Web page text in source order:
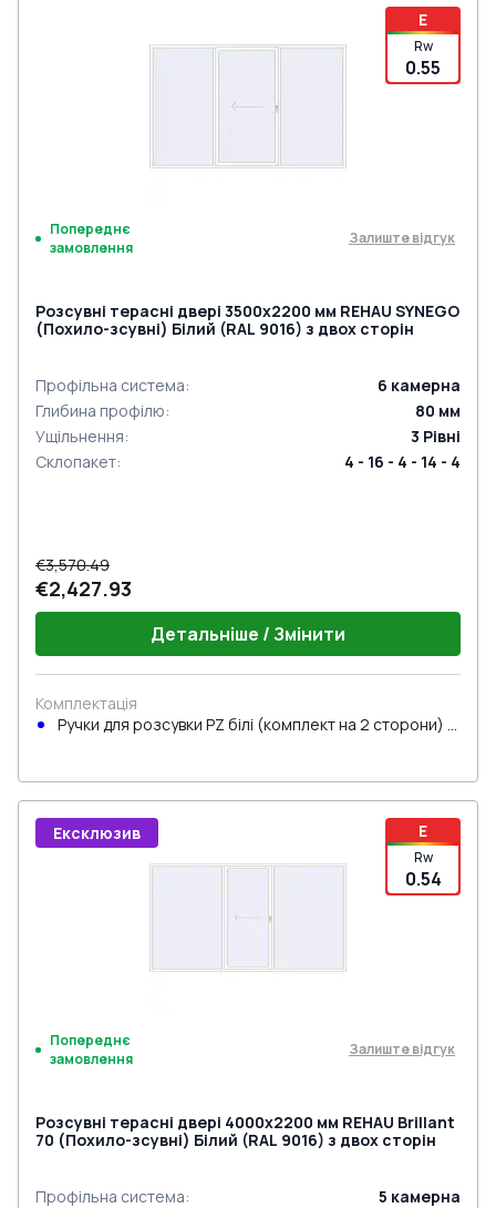
E
Rw
0.55
Попереднє
замовлення
Залиште відгук
Розсувні терасні двері 3500x2200 мм REHAU SYNEGO
(Похило-зсувні) Білий (RAL 9016) з двох сторін
Профільна система: 6 камерна
Глибина профілю: 80 мм
Ущільнення: 3 Рівні
Склопакет: 4 - 16 - 4 - 14 - 4
€3,570.49
€2,427.93
Детальніше / Змінити
Комплектація
Ручки для розсувки PZ білі (комплект на 2 сторони) з
E
Rw
0.54
Ексклюзив
Попереднє
замовлення
Залиште відгук
Розсувні терасні двері 4000x2200 мм REHAU Brillant
70 (Похило-зсувні) Білий (RAL 9016) з двох сторін
Профільна система: 5 камерна